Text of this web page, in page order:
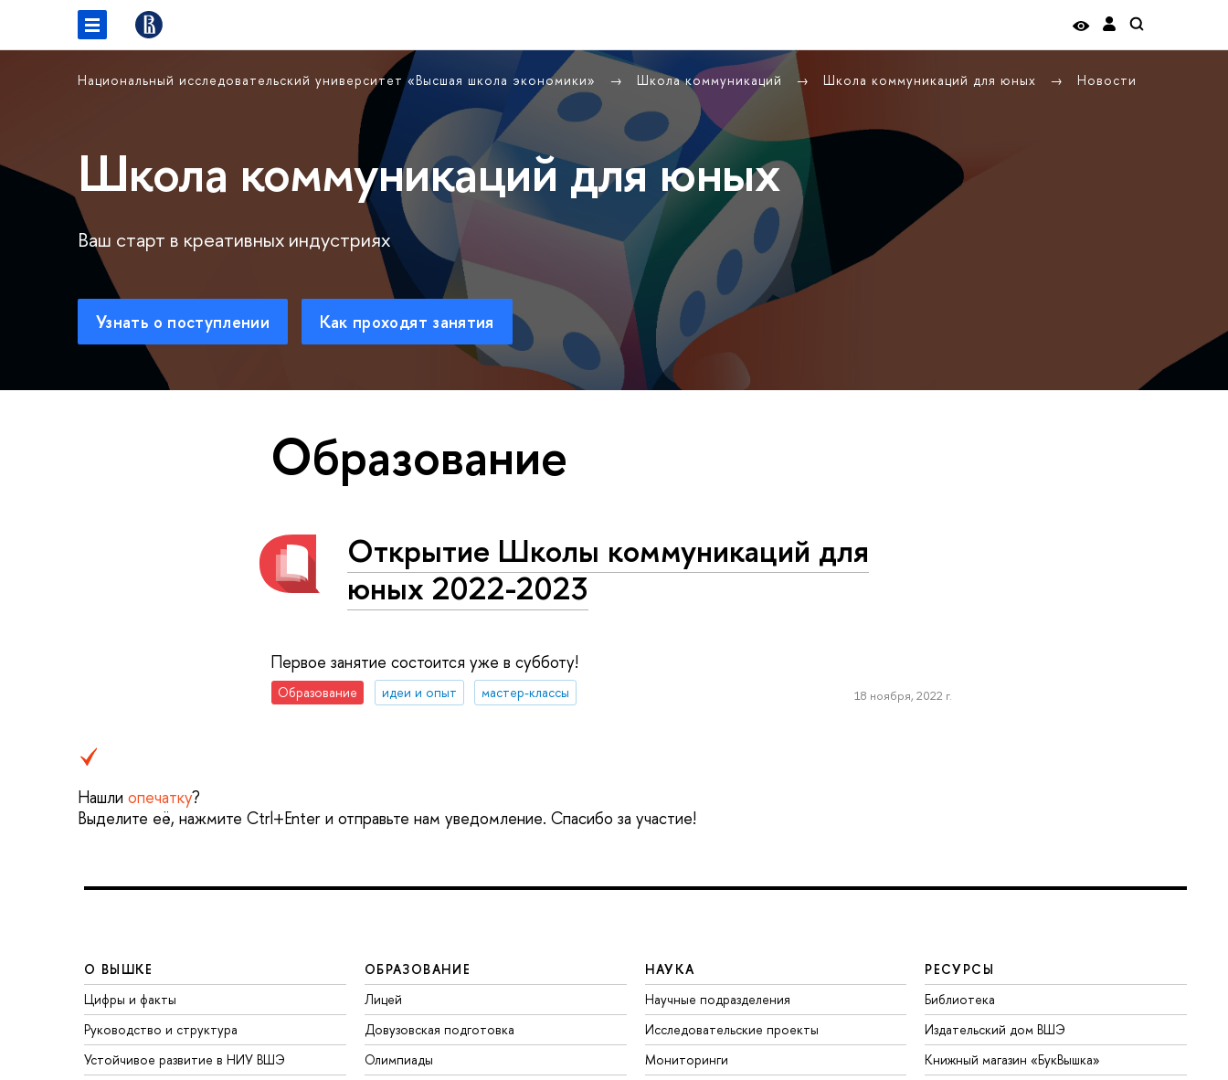
Национальный исследовательский университет «Высшая школа экономики» Школа коммуникаций Школа коммуникаций для юных Новости
Школа коммуникаций для юных
Ваш старт в креативных индустриях
Узнать о поступлении Как проходят занятия
Образование
Открытие Школы коммуникаций для
юных 2022-2023
Первое занятие состоится уже в субботу!
Образование идеи и опыт мастер-классы 18 ноября, 2022 г.
Нашли опечатку?
Выделите её, нажмите Ctrl+Enter и отправьте нам уведомление. Спасибо за участие!
О ВЫШКЕ
Цифры и факты
Руководство и структура
Устойчивое развитие в НИУ ВШЭ
ОБРАЗОВАНИЕ
Лицей
Довузовская подготовка
Олимпиады
НАУКА
Научные подразделения
Исследовательские проекты
Мониторинги
РЕСУРСЫ
Библиотека
Издательский дом ВШЭ
Книжный магазин «БукВышка»